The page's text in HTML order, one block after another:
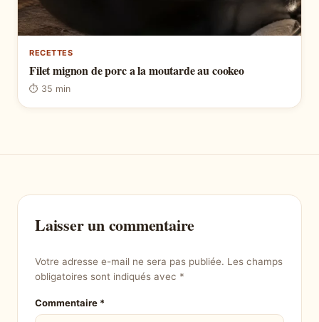
RECETTES
Filet mignon de porc a la moutarde au cookeo
⏱ 35 min
Laisser un commentaire
Votre adresse e-mail ne sera pas publiée. Les champs
obligatoires sont indiqués avec *
Commentaire *